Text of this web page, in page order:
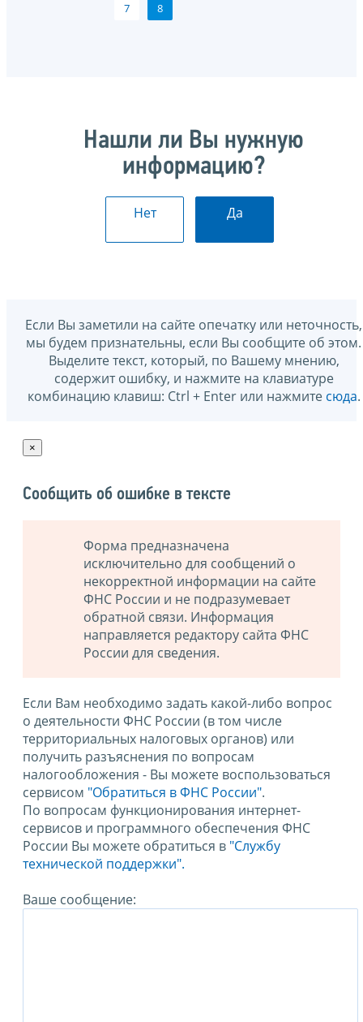
7
8
Нашли ли Вы нужную
информацию?
Нет Да
Если Вы заметили на сайте опечатку или неточность,
мы будем признательны, если Вы сообщите об этом.
Выделите текст, который, по Вашему мнению,
содержит ошибку, и нажмите на клавиатуре
комбинацию клавиш: Ctrl + Enter или нажмите сюда.
×
Сообщить об ошибке в тексте
Форма предназначена
исключительно для сообщений о
некорректной информации на сайте
ФНС России и не подразумевает
обратной связи. Информация
направляется редактору сайта ФНС
России для сведения.
Если Вам необходимо задать какой-либо вопрос
о деятельности ФНС России (в том числе
территориальных налоговых органов) или
получить разъяснения по вопросам
налогообложения - Вы можете воспользоваться
сервисом "Обратиться в ФНС России".
По вопросам функционирования интернет-
сервисов и программного обеспечения ФНС
России Вы можете обратиться в "Службу
технической поддержки".
Ваше сообщение: